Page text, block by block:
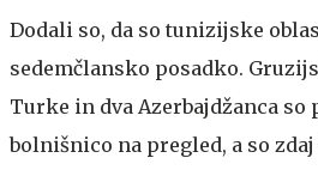
Dodali so, da so tunizijske
sedemčlansko posadko.
Turke in dva Azerbajdžanca so
bolnišnico na pregled, a so